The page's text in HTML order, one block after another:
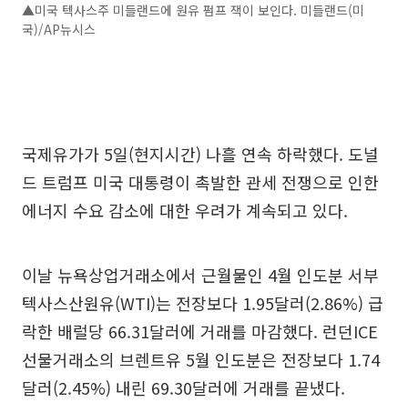
▲미국 텍사스주 미들랜드에 원유 펌프 잭이 보인다. 미들랜드(미
국)/AP뉴시스
국제유가가 5일(현지시간) 나흘 연속 하락했다. 도널
드 트럼프 미국 대통령이 촉발한 관세 전쟁으로 인한
에너지 수요 감소에 대한 우려가 계속되고 있다.
이날 뉴욕상업거래소에서 근월물인 4월 인도분 서부
텍사스산원유(WTI)는 전장보다 1.95달러(2.86%) 급
락한 배럴당 66.31달러에 거래를 마감했다. 런던ICE
선물거래소의 브렌트유 5월 인도분은 전장보다 1.74
달러(2.45%) 내린 69.30달러에 거래를 끝냈다.